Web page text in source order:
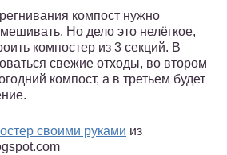
компост нужно
Но дело это нелёгкое,
компостер из 3 секций. В
свежие отходы, во втором
компост, а в третьем будет
своими руками из